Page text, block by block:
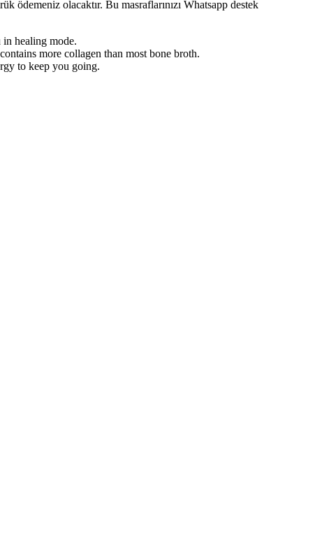
ödemeniz olacaktır. Bu masraflarınızı Whatsapp destek
healing mode.
more collagen than most bone broth.
to keep you going.